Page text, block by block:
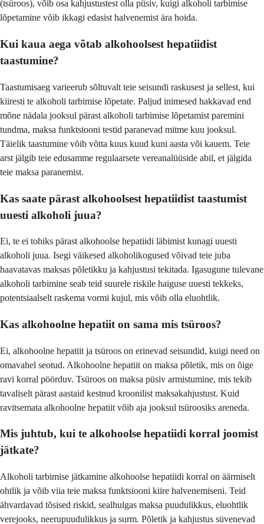
(tsüroos), võib osa kahjustustest olla püsiv, kuigi alkoholi tarbimise
lõpetamine võib ikkagi edasist halvenemist ära hoida.
Kui kaua aega võtab alkohoolsest hepatiidist
taastumine?
Taastumisaeg varieerub sõltuvalt teie seisundi raskusest ja sellest, kui
kiiresti te alkoholi tarbimise lõpetate. Paljud inimesed hakkavad end
mõne nädala jooksul pärast alkoholi tarbimise lõpetamist paremini
tundma, maksa funktsiooni testid paranevad mitme kuu jooksul.
Täielik taastumine võib võtta kuus kuud kuni aasta või kauem. Teie
arst jälgib teie edusamme regulaarsete vereanalüüside abil, et jälgida
teie maksa paranemist.
Kas saate pärast alkohoolsest hepatiidist taastumist
uuesti alkoholi juua?
Ei, te ei tohiks pärast alkohoolse hepatiidi läbimist kunagi uuesti
alkoholi juua. Isegi väikesed alkoholikogused võivad teie juba
haavatavas maksas põletikku ja kahjustusi tekitada. Igasugune tulevane
alkoholi tarbimine seab teid suurele riskile haiguse uuesti tekkeks,
potentsiaalselt raskema vormi kujul, mis võib olla eluohtlik.
Kas alkohoolne hepatiit on sama mis tsüroos?
Ei, alkohoolne hepatiit ja tsüroos on erinevad seisundid, kuigi need on
omavahel seotud. Alkohoolne hepatiit on maksa põletik, mis on õige
ravi korral pöörduv. Tsüroos on maksa püsiv armistumine, mis tekib
tavaliselt pärast aastaid kestnud kroonilist maksakahjustust. Kuid
ravitsemata alkohoolne hepatiit võib aja jooksul tsüroosiks areneda.
Mis juhtub, kui te alkohoolse hepatiidi korral joomist
jätkate?
Alkoholi tarbimise jätkamine alkohoolse hepatiidi korral on äärmiselt
ohtlik ja võib viia teie maksa funktsiooni kiire halvenemiseni. Teid
ähvardavad tõsised riskid, sealhulgas maksa puudulikkus, eluohtlik
verejooks, neerupuudulikkus ja surm. Põletik ja kahjustus süvenevad